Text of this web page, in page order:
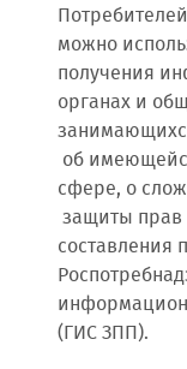
можно
получения
органах и
об
сфере, о
защиты прав
составления
(ГИС ЗПП).